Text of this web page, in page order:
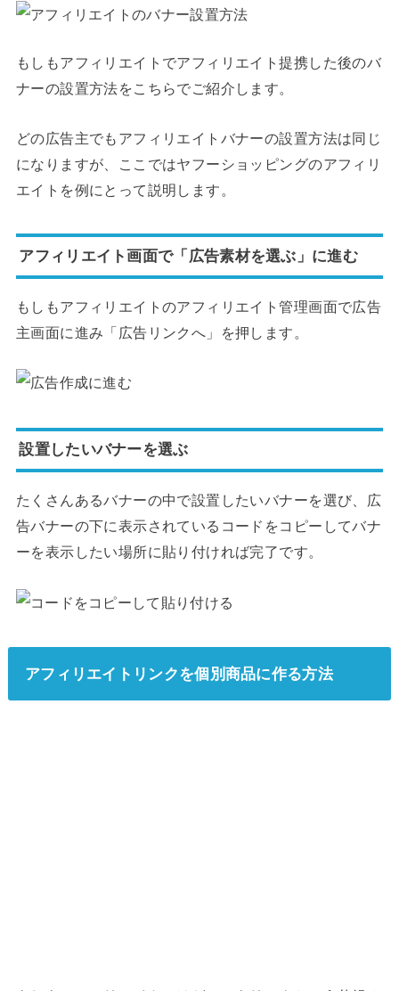
もしもアフィリエイトでアフィリエイト提携した後のバ
ナーの設置方法をこちらでご紹介します。
どの広告主でもアフィリエイトバナーの設置方法は同じ
になりますが、ここではヤフーショッピングのアフィリ
エイトを例にとって説明します。
アフィリエイト画面で「広告素材を選ぶ」に進む
もしもアフィリエイトのアフィリエイト管理画面で広告
主画面に進み「広告リンクへ」を押します。
設置したいバナーを選ぶ
たくさんあるバナーの中で設置したいバナーを選び、広
告バナーの下に表示されているコードをコピーしてバナ
ーを表示したい場所に貼り付ければ完了です。
アフィリエイトリンクを個別商品に作る方法